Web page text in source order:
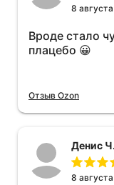
8
Вроде стало
плацебо 😀
Отзыв Ozon
Денис Ч.
8